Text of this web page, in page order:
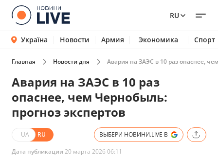
RU
Україна Новости Армия Экономика Спорт
Главная Новости дня Авария на ЗАЭС в 10 раз опаснее,
Авария на ЗАЭС в 10 раз
опаснее, чем Чернобыль:
прогноз экспертов
UA RU ВЫБЕРИ НОВИНИ.LIVE В
Дата публикации 20 марта 2026 06:11